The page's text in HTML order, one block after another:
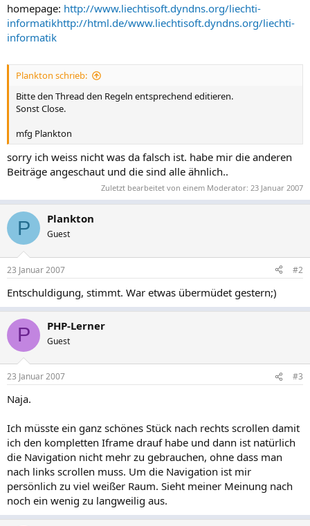
homepage: http://www.liechtisoft.dyndns.org/liechti-
informatikhttp://html.de/www.liechtisoft.dyndns.org/liechti-
informatik
Plankton schrieb:
Bitte den Thread den Regeln entsprechend editieren.
Sonst Close.
mfg Plankton
sorry ich weiss nicht was da falsch ist. habe mir die anderen
Beiträge angeschaut und die sind alle ähnlich..
Zuletzt bearbeitet von einem Moderator: 23 Januar 2007
P Plankton
Guest
23 Januar 2007 #2
Entschuldigung, stimmt. War etwas übermüdet gestern;)
P PHP-Lerner
Guest
23 Januar 2007 #3
Naja.
Ich müsste ein ganz schönes Stück nach rechts scrollen damit
ich den kompletten Iframe drauf habe und dann ist natürlich
die Navigation nicht mehr zu gebrauchen, ohne dass man
nach links scrollen muss. Um die Navigation ist mir
persönlich zu viel weißer Raum. Sieht meiner Meinung nach
noch ein wenig zu langweilig aus.